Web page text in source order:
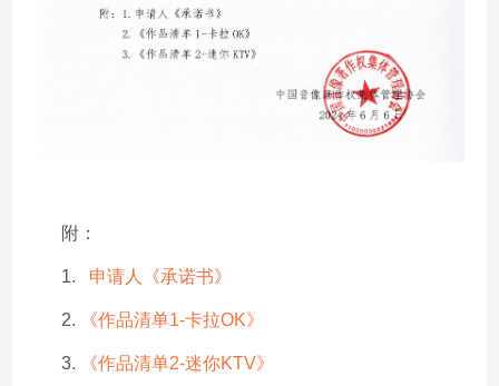
附：
1. 申请人《承诺书》
2. 《作品清单1-卡拉OK》
3. 《作品清单2-迷你KTV》